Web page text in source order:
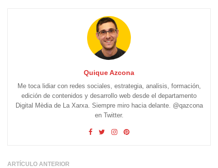
Quique Azcona
Me toca lidiar con redes sociales, estrategia, analisis, formación,
edición de contenidos y desarrollo web desde el departamento
Digital Mèdia de La Xarxa. Siempre miro hacia delante. @qazcona
en Twitter.
ARTÍCULO ANTERIOR